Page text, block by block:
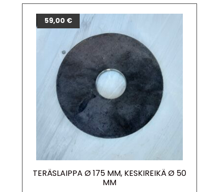
TERÄSLAIPPA Ø 175 MM, KESKIREIKÄ Ø 50
MM
59,00 €